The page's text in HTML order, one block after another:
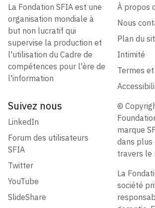
La Fondation SFIA est une
organisation mondiale à
but non lucratif qui
supervise la production et
l'utilisation du Cadre de
compétences pour l'ère de
l'information
À propos
Nous
Plan du
Intimité
Termes
Suivez nous
LinkedIn
Forum des utilisateurs
SFIA
Twitter
YouTube
SlideShare
©
marque
dans plus
travers le
La
société